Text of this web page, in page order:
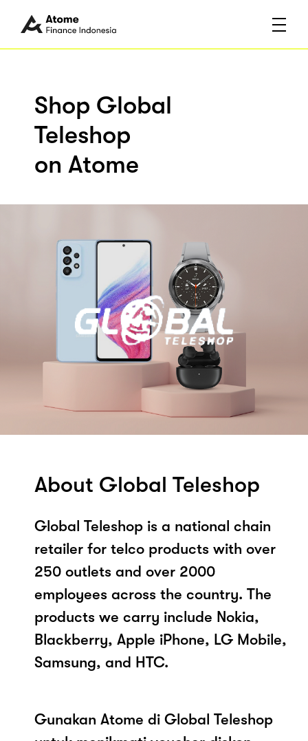
Shop Global
Teleshop
on Atome
About Global Teleshop
Global Teleshop is a national chain
retailer for telco products with over
250 outlets and over 2000
employees across the country. The
products we carry include Nokia,
Blackberry, Apple iPhone, LG Mobile,
Samsung, and HTC.
Gunakan Atome di Global Teleshop